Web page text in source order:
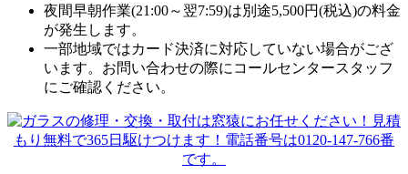
夜間早朝作業(21:00～翌7:59)は別途5,500円(税込)の料金
が発生します。
一部地域ではカード決済に対応していない場合がござ
います。お問い合わせの際にコールセンタースタッフ
にご確認ください。